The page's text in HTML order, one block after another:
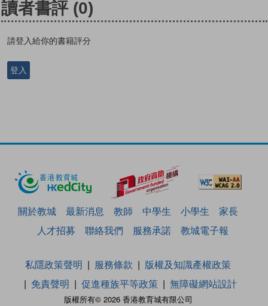
讀者書評 (0)
請登入給你的書籍評分
登入
關於教城 最新消息 教師 中學生 小學生
家長
人才招募
聯絡我們 服務承諾 教城電子報
版權所有© 2026 香港教育城有限公司
私隱政策聲明 服務條款
版權及知識產權政策
免責聲明
促進種族平等政策 無障礙網站設計